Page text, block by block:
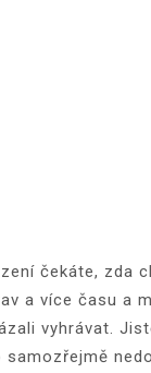
čekáte, zda
a více času a
vyhrávat.